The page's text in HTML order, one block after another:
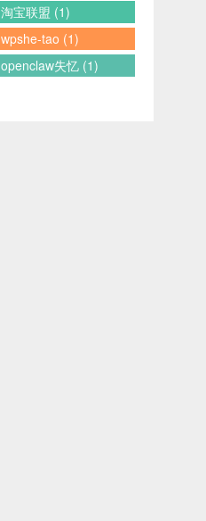
淘宝联盟 (1)
wpshe-tao (1)
openclaw失忆 (1)